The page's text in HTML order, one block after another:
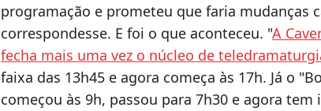
programação e prometeu que faria mudanças
correspondesse. E foi o que aconteceu. "A
fecha mais uma vez o núcleo de
faixa das 13h45 e agora começa às 17h. Já o
começou às 9h, passou para 7h30 e agora